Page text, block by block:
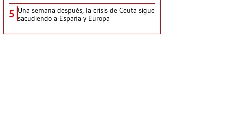
5 Una semana después, la crisis de Ceuta sigue
sacudiendo a España y Europa